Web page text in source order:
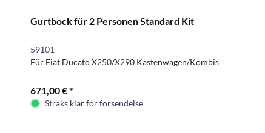
Gurtbock für 2 Personen Standard Kit
59101
Für Fiat Ducato X250/X290 Kastenwagen/Kombis
671,00 € *
Straks klar for forsendelse